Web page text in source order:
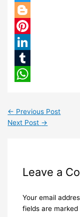
Twitter
Blogger
Pinterest
LinkedIn
Tumblr
← Previous Post
Next Post →
Leave a
Your email
fields are marked